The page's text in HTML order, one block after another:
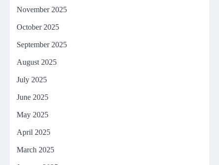
November 2025
October 2025
September 2025
August 2025
July 2025
June 2025
May 2025
April 2025
March 2025